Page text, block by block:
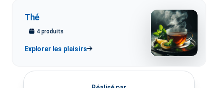
Thé
4produits
Explorer les plaisirs